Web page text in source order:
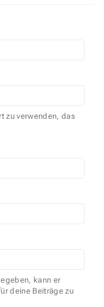
zu verwenden, das
kann er
deine Beiträge zu